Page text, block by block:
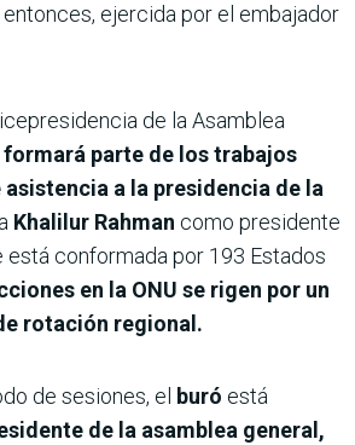
ejercida por el embajador
de la Asamblea
formará parte de los trabajos
a la presidencia de la
Khalilur Rahman como presidente
está conformada por 193 Estados
en la ONU se rigen por un
rotación regional.
de sesiones, el buró está
de la asamblea general,